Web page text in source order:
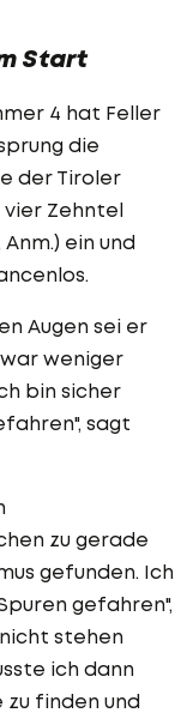
Start
4 hat Feller
die
der Tiroler
vier Zehntel
ein und
Augen sei er
weniger
bin sicher
sagt
zu gerade
gefunden. Ich
gefahren",
stehen
ich dann
finden und